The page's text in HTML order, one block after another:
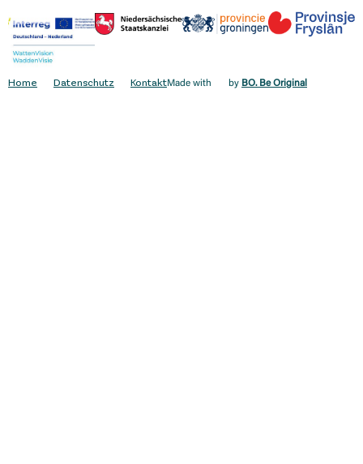
Home Datenschutz KontaktMade with by BO. Be Original